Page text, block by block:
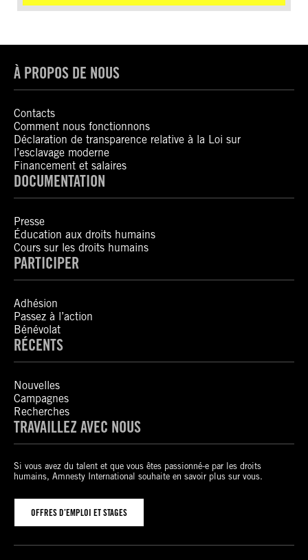
À PROPOS DE NOUS
Contacts
Comment nous fonctionnons
Déclaration de transparence relative à la Loi sur
l’esclavage moderne
Financement et salaires
DOCUMENTATION
Presse
Éducation aux droits humains
Cours sur les droits humains
PARTICIPER
Adhésion
Passez à l’action
Bénévolat
RÉCENTS
Nouvelles
Campagnes
Recherches
TRAVAILLEZ AVEC NOUS
Si vous avez du talent et que vous êtes passionné-e par les droits
humains, Amnesty International souhaite en savoir plus sur vous.
OFFRES D’EMPLOI ET STAGES